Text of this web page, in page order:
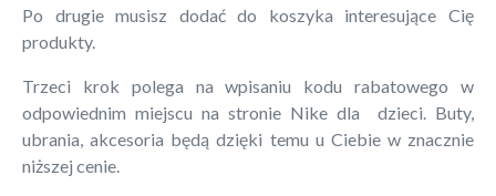
Po drugie musisz dodać do koszyka interesujące Cię
produkty.
Trzeci krok polega na wpisaniu kodu rabatowego w
odpowiednim miejscu na stronie Nike dla dzieci. Buty,
ubrania, akcesoria będą dzięki temu u Ciebie w znacznie
niższej cenie.